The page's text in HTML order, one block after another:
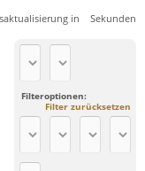
in Sekunden
Filteroptionen:
Filter zurücksetzen